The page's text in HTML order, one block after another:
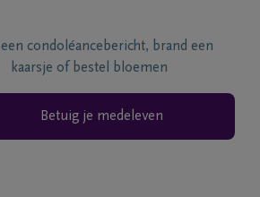
condoléancebericht, brand een
kaarsje of bestel bloemen
Betuig je medeleven